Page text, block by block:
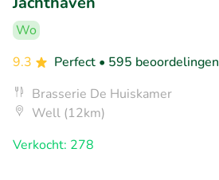
Wo
9.3
Perfect • 595 beoordelingen
Brasserie De Huiskamer
Well (12km)
Verkocht: 278